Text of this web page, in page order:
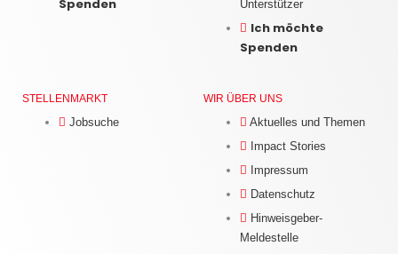
Spenden
Unterstützer
Ich möchte
Spenden
STELLENMARKT
Jobsuche
WIR ÜBER UNS
Aktuelles und Themen
Impact Stories
Impressum
Datenschutz
Hinweisgeber-
Meldestelle